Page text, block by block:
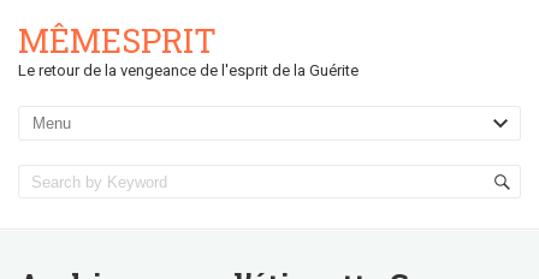
MÊMESPRIT
Le retour de la vengeance de l'esprit de la Guérite